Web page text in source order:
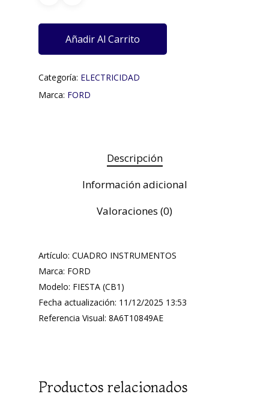
Añadir Al Carrito
Categoría: ELECTRICIDAD
Marca: FORD
Descripción
Información adicional
Valoraciones (0)
Artículo: CUADRO INSTRUMENTOS
Marca: FORD
Modelo: FIESTA (CB1)
Fecha actualización: 11/12/2025 13:53
Referencia Visual: 8A6T10849AE
Productos relacionados